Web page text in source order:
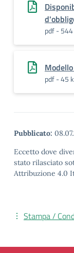
pdf -
pdf - 45
Pubblicato:
Eccetto dove
stato rilasciato
Attribuzione 4.0
Stampa /